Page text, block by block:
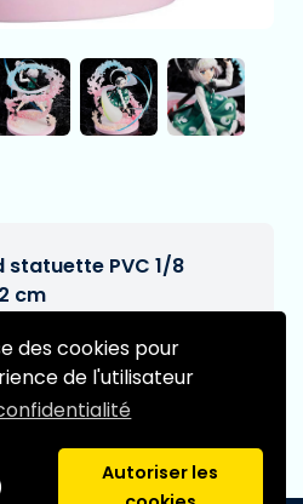
des cookies pour
de l'utilisateur
Autoriser les
statuette PVC 1/8
cm
de modifications]